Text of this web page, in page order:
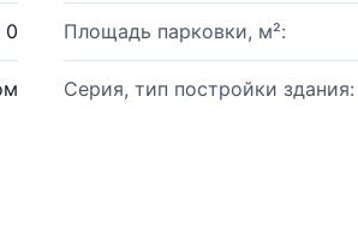
0 Площадь парковки, м²:
Серия, тип постройки здания: